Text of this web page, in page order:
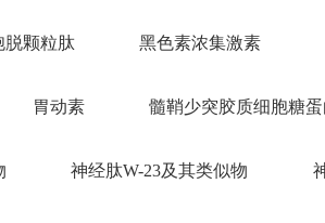
脱颗粒肽 黑色素浓集激素
胃动素 髓鞘少突胶质细胞糖
神经肽W-23及其类似物